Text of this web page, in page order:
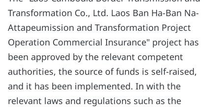
Transformation Co., Ltd. Laos Ban Ha-Ban Na-
Attapeumission and Transformation Project
Operation Commercial Insurance" project has
been approved by the relevant competent
authorities, the source of funds is self-raised,
and it has been implemented. In with the
relevant laws and regulations such as the